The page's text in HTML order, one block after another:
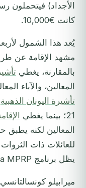
كانت €10,000.
يُعد هذا الشمول
مشهد الإقامة عن
بالمقارنة، يغطي
المعالين، والآباء
تأشيرة اليونان الذهبية
21؛ بينما يغطي
المعالين لكنه يطبق
للعائلات ذات
يظل برنامج Malta MPRP هو الخيار الهيكلي الأفضل.
ميرابيلو